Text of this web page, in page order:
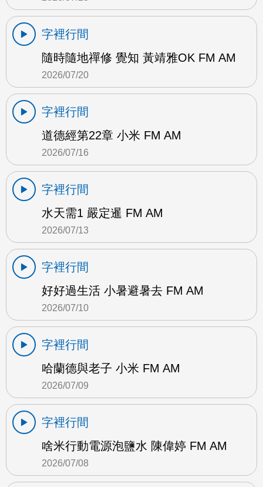
字裡行間
隨時隨地禪修 覺知 黃靖雅OK FM AM
2026/07/20
字裡行間
道德經第22章 小米 FM AM
2026/07/16
字裡行間
水天需1 嚴定暹 FM AM
2026/07/13
字裡行間
好好過生活 小暑避暑去 FM AM
2026/07/10
字裡行間
哈蘭德與老子 小米 FM AM
2026/07/09
字裡行間
啥米行動電源泡鹽水 陳偉婷 FM AM
2026/07/08